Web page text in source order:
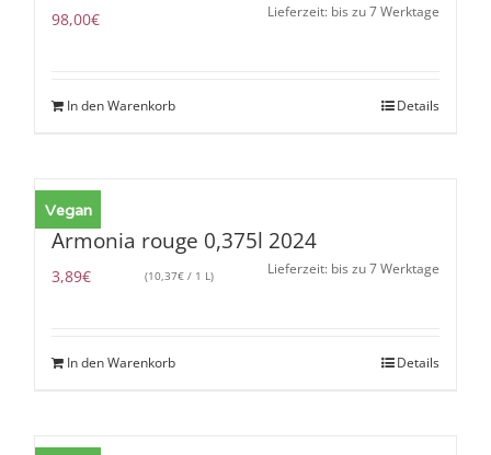
98,00€ Lieferzeit: bis zu 7 Werktage
In den Warenkorb Details
Vegan
Armonia rouge 0,375l 2024
3,89€ (10,37€ / 1 L) Lieferzeit: bis zu 7 Werktage
In den Warenkorb Details